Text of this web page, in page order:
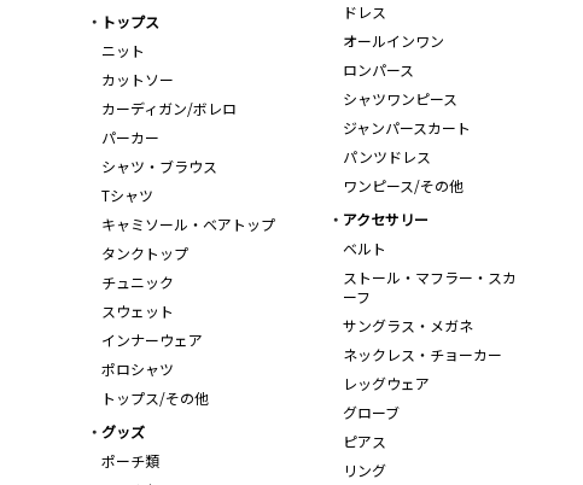
トップス
ニット
カットソー
カーディガン/ボレロ
パーカー
シャツ・ブラウス
Tシャツ
キャミソール・ベアトップ
タンクトップ
チュニック
スウェット
インナーウェア
ポロシャツ
トップス/その他
ドレス
オールインワン
ロンパース
シャツワンピース
ジャンパースカート
パンツドレス
ワンピース/その他
アクセサリー
ベルト
ストール・マフラー・スカ
ーフ
サングラス・メガネ
ネックレス・チョーカー
レッグウェア
グローブ
ピアス
リング
グッズ
ポーチ類